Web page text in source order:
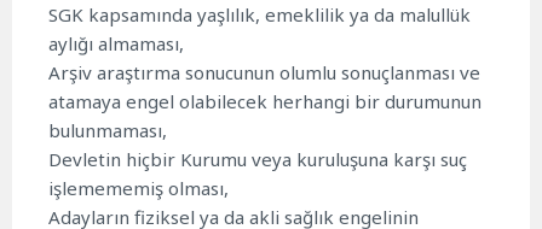
SGK kapsamında yaşlılık, emeklilik ya da malullük
aylığı almaması,
Arşiv araştırma sonucunun olumlu sonuçlanması ve
atamaya engel olabilecek herhangi bir durumunun
bulunmaması,
Devletin hiçbir Kurumu veya kuruluşuna karşı suç
işlemememiş olması,
Adayların fiziksel ya da akli sağlık engelinin